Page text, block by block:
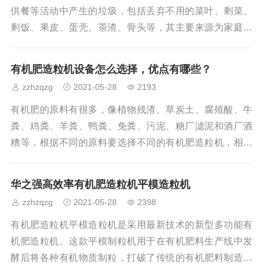
土，钾肥、碳铵系列复混肥造粒，填补了国内空白，居国
内领先水平。对辊挤压造粒机的主要用途：胶囊填
供餐等活动中产生的垃圾，包括丢弃不用的菜叶、剩菜、
剩饭、果皮、蛋壳、茶渣、骨头等，其主要来源为家庭厨
厨垃圾本身的性质决定了其具有较大的回收利用价值。居
民餐厨垃圾采用无害化处理后，可减少环境污染，达到资
源最大化利用。常见的有机肥造粒工艺有：转鼓造粒、圆
盘造粒、喷浆造粒、高塔造粒，而有机肥造粒主要采用转
鼓造粒、圆盘造粒和对辊造粒，主要衡量指标为合
有机肥造粒机设备怎么选择，优点有哪些？
zzhzqzg 2021-05-28 2193
有机肥的原料有很多，像植物残渣、草炭土、腐殖酸、牛
粪、鸡粪、羊粪、鸭粪、免粪、污泥、糖厂滤泥和酒厂酒
糟等，根据不同的原料要选择不同的有机肥造粒机，相信
要，主要的分为对辊挤压造粒机、搅齿造粒机、转鼓造粒
机、圆盘造粒机、平模造粒机等。1、对辊挤压造粒机是我
公司自主研发生产的新型环保化肥造粒机是农业机械研究
所积多年复合肥加工设备设计、生产经验研制而成的最新
科技产品，已获得国家实用新型专利。它用于对有机物和
华之强高效率有机肥造粒机平模造粒机
zzhzqzg 2021-05-28 2398
有机肥造粒机平模造粒机是采用最新技术的新型多功能有
机肥造粒机。这款平模制粒机用于在有机肥料生产线中发
酵后将各种有机物质制粒，打破了传统的有机肥料制造工